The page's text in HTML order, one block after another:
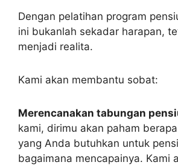
Dengan pelatihan program
ini bukanlah sekadar harapan,
menjadi realita.
Kami akan membantu sobat:
Merencanakan tabungan
kami, dirimu akan paham
yang Anda butuhkan untuk
bagaimana mencapainya. Kami